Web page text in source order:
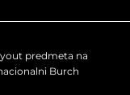
predmeta na
Burch